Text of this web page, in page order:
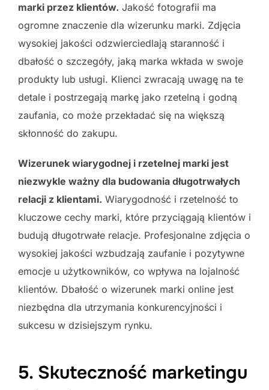
marki przez klientów. Jakość fotografii ma
ogromne znaczenie dla wizerunku marki. Zdjęcia
wysokiej jakości odzwierciedlają staranność i
dbałość o szczegóły, jaką marka wkłada w swoje
produkty lub usługi. Klienci zwracają uwagę na te
detale i postrzegają markę jako rzetelną i godną
zaufania, co może przekładać się na większą
skłonność do zakupu.
Wizerunek wiarygodnej i rzetelnej marki jest
niezwykle ważny dla budowania długotrwałych
relacji z klientami. Wiarygodność i rzetelność to
kluczowe cechy marki, które przyciągają klientów i
budują długotrwałe relacje. Profesjonalne zdjęcia o
wysokiej jakości wzbudzają zaufanie i pozytywne
emocje u użytkowników, co wpływa na lojalność
klientów. Dbałość o wizerunek marki online jest
niezbędna dla utrzymania konkurencyjności i
sukcesu w dzisiejszym rynku.
5. Skuteczność marketingu